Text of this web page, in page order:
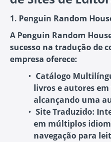
1. Penguin Random
A Penguin Random
sucesso na tradução de
empresa oferece:
Catálogo
livros e autores
alcançando uma
Site Traduzido:
em múltiplos
navegação para